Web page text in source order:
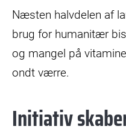
Næsten halvdelen af
brug for humanitær
og mangel på
ondt værre.
Initiativ